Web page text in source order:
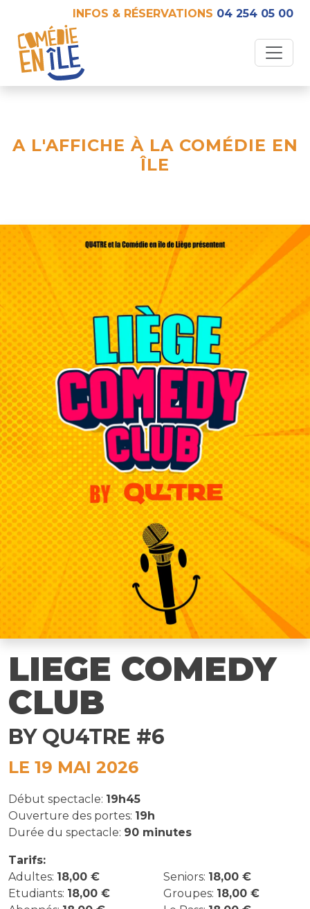
INFOS & RÉSERVATIONS 04 254 05 00
A L'AFFICHE À LA COMÉDIE EN
ÎLE
LIEGE COMEDY
CLUB
BY QU4TRE #6
LE 19 MAI 2026
Début spectacle: 19h45
Ouverture des portes: 19h
Durée du spectacle: 90 minutes
Tarifs:
Adultes: 18,00 € Seniors: 18,00 €
Etudiants: 18,00 € Groupes: 18,00 €